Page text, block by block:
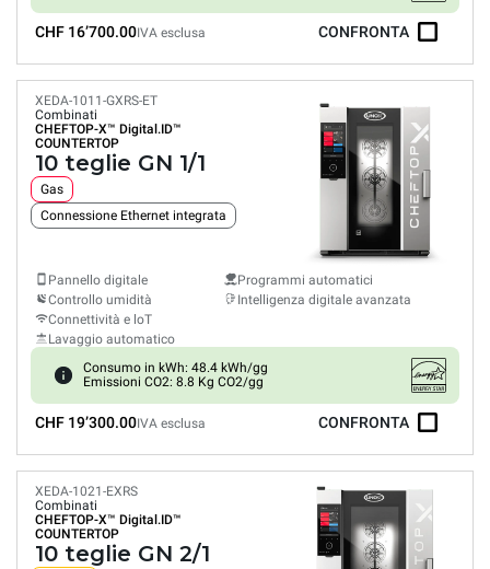
CHF 16’700.00IVA esclusa CONFRONTA
XEDA-1011-GXRS-ET
Combinati
CHEFTOP-X™ Digital.ID™
COUNTERTOP
10 teglie GN 1/1
Gas
Connessione Ethernet integrata
Pannello digitale
Controllo umidità
Connettività e loT
Lavaggio automatico
Programmi automatici
Intelligenza digitale avanzata
Consumo in kWh: 48.4 kWh/gg
Emissioni CO2: 8.8 Kg CO2/gg
CHF 19’300.00IVA esclusa CONFRONTA
XEDA-1021-EXRS
Combinati
CHEFTOP-X™ Digital.ID™
COUNTERTOP
10 teglie GN 2/1